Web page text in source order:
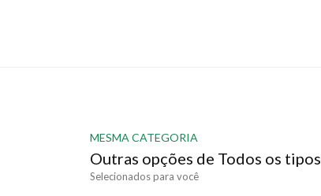
MESMA CATEGORIA
Outras opções de Todos os tipos
Selecionados para você